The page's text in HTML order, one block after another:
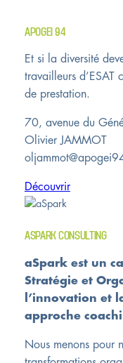
APOGEI 94
Et si la diversité
travailleurs d’ESAT
de prestation.
70, avenue du
Olivier JAMMOT
Découvrir
ASPARK CONSULTING
aSpark est un
Stratégie et
l’innovation et
approche
Nous menons pour